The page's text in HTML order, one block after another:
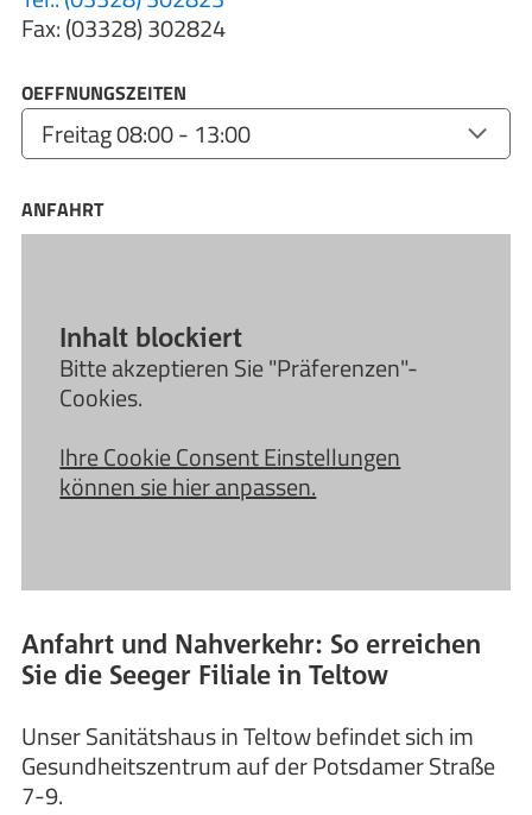
Fax: (03328) 302824
OEFFNUNGSZEITEN
ANFAHRT
Inhalt blockiert
Bitte akzeptieren Sie "Präferenzen"-
Cookies.
Ihre Cookie Consent Einstellungen
können sie hier anpassen.
Anfahrt und Nahverkehr: So erreichen
Sie die Seeger Filiale in Teltow
Unser Sanitätshaus in Teltow befindet sich im
Gesundheitszentrum auf der Potsdamer Straße
7-9.